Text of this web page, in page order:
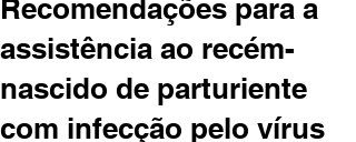
Recomendações para a
assistência ao recém-
nascido de parturiente
com infecção pelo vírus